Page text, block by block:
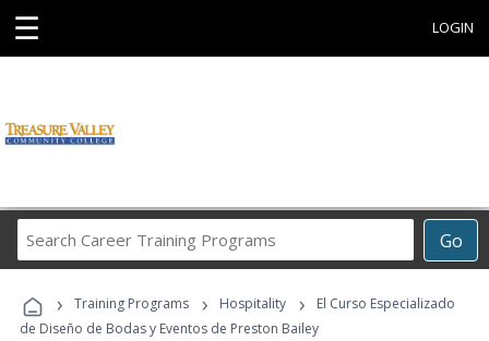
☰ LOGIN
Go
Career
Programs
› Training Programs › Hospitality ›
El Curso Especializado
de Diseño de Bodas y Eventos de Preston Bailey